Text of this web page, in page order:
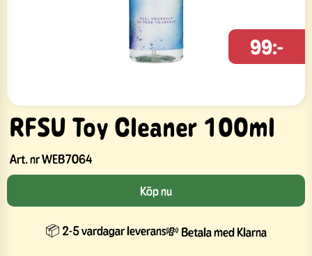
RFSU Toy Cleaner 100ml
Art. nrWEB7064
99:-
Köp nu
📦 2-5 vardagar leverans💸 Betala med Klarna